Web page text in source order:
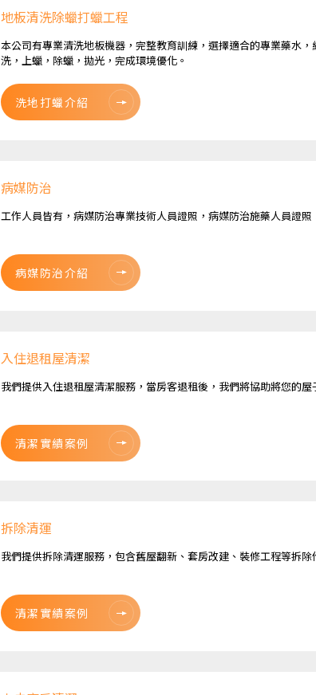
地板清洗除蠟打蠟工程
本公司有專業清洗地板機器，完整教育訓練，選擇適合的專業藥水
洗，上蠟，除蠟，拋光，完成環境優化。
洗地打蠟介紹
病媒防治
工作人員皆有，病媒防治專業技術人員證照，病媒防治施藥人員證照
病媒防治介紹
入住退租屋清潔
我們提供入住退租屋清潔服務，當房客退租後，我們將協助將您的屋
清潔實績案例
拆除清運
我們提供拆除清運服務，包含舊屋翻新、套房改建、裝修工程等拆除
清潔實績案例